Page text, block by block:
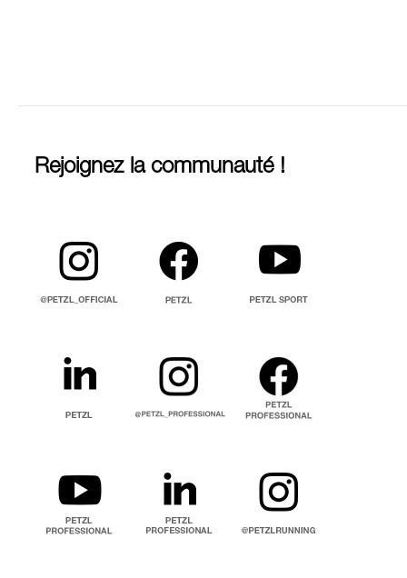
Rejoignez la communauté !